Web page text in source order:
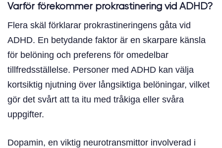
Varför förekommer prokrastinering vid ADHD?
Flera skäl förklarar prokrastineringens gåta vid
ADHD. En betydande faktor är en skarpare känsla
för belöning och preferens för omedelbar
tillfredsställelse. Personer med ADHD kan välja
kortsiktig njutning över långsiktiga belöningar, vilket
gör det svårt att ta itu med tråkiga eller svåra
uppgifter.
Dopamin, en viktig neurotransmittor involverad i